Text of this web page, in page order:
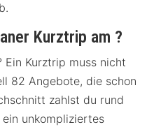
Kurztrip am ?
Kurztrip muss nicht
82 Angebote, die schon
zahlst du rund
unkompliziertes